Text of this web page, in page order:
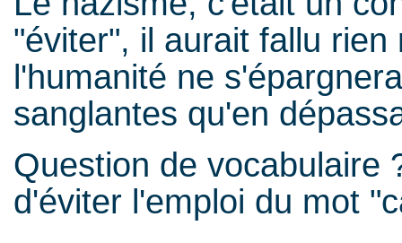
"éviter", il aurait fallu
l'humanité ne
sanglantes qu'en
Question de vocabulaire
d'éviter l'emploi du mot